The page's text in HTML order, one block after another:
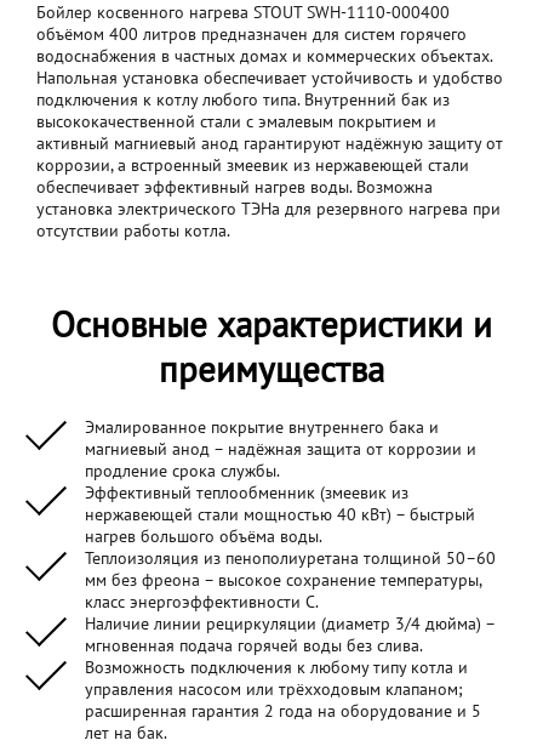
Бойлер косвенного нагрева STOUT SWH-1110-000400
объёмом 400 литров предназначен для систем горячего
водоснабжения в частных домах и коммерческих объектах.
Напольная установка обеспечивает устойчивость и удобство
подключения к котлу любого типа. Внутренний бак из
высококачественной стали с эмалевым покрытием и
активный магниевый анод гарантируют надёжную защиту от
коррозии, а встроенный змеевик из нержавеющей стали
обеспечивает эффективный нагрев воды. Возможна
установка электрического ТЭНа для резервного нагрева при
отсутствии работы котла.
Основные характеристики и
преимущества
Эмалированное покрытие внутреннего бака и
магниевый анод – надёжная защита от коррозии и
продление срока службы.
Эффективный теплообменник (змеевик из
нержавеющей стали мощностью 40 кВт) – быстрый
нагрев большого объёма воды.
Теплоизоляция из пенополиуретана толщиной 50–60
мм без фреона – высокое сохранение температуры,
класс энергоэффективности С.
Наличие линии рециркуляции (диаметр 3/4 дюйма) –
мгновенная подача горячей воды без слива.
Возможность подключения к любому типу котла и
управления насосом или трёхходовым клапаном;
расширенная гарантия 2 года на оборудование и 5
лет на бак.